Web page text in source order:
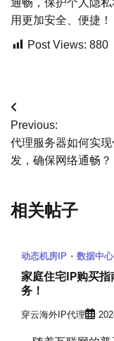
通畅，保护个人隐
用更加安全、便捷！
Post Views: 880
文
章
导
Previous:
代理服务器如何实
发，确保网络通畅？
相关帖子
动态机房IP 数据中
家庭住宅IP购买
务！
穿云海外IP代理